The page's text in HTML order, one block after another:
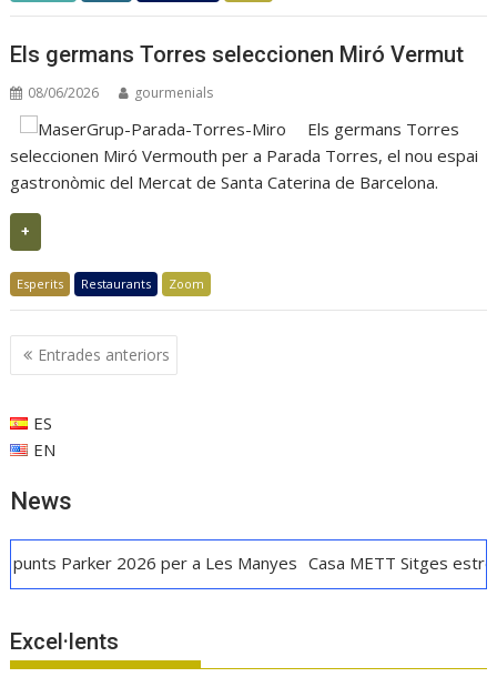
Els germans Torres seleccionen Miró Vermut
08/06/2026 gourmenials
Els germans Torres
seleccionen Miró Vermouth per a Parada Torres, el nou espai
gastronòmic del Mercat de Santa Caterina de Barcelona.
+
Esperits Restaurants Zoom
Navegació
d'entrades
Entrades anteriors
ES
EN
News
2026 per a Les Manyes Casa METT Sitges estrena hoteleria
Excel·lents